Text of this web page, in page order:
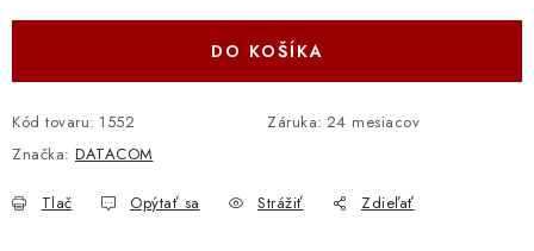
Odstúpenie od zmluvy
Formuláre na stiahnutie
Napíšte nám
DO KOŠÍKA
Kód tovaru: 1552 Záruka: 24 mesiacov
Značka: DATACOM
Tlač Opýtať sa Strážiť Zdieľať